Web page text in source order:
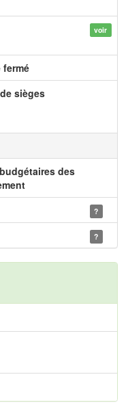
voir
sièges
des
?
?